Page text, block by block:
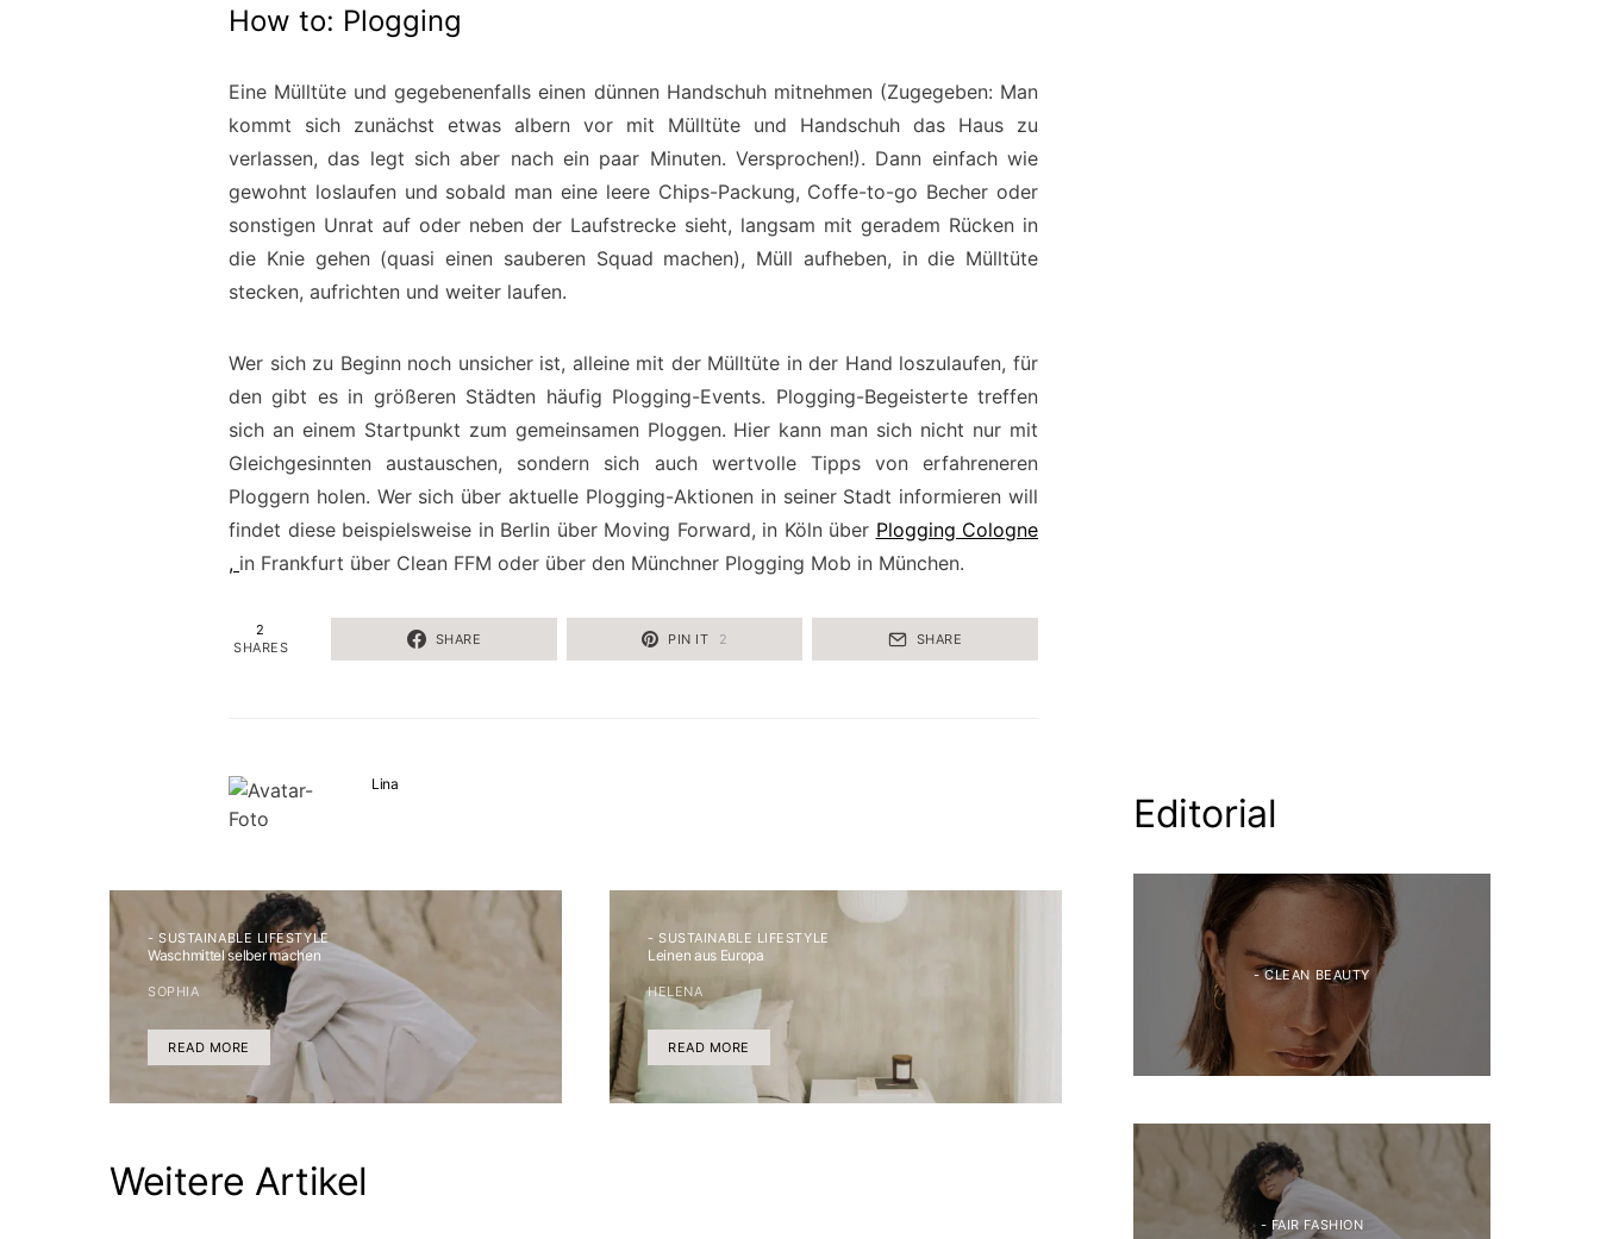
How to: Plogging
Eine Mülltüte und gegebenenfalls einen dünnen Handschuh mitnehmen (Zugegeben: Man
kommt sich zunächst etwas albern vor mit Mülltüte und Handschuh das Haus zu
verlassen, das legt sich aber nach ein paar Minuten. Versprochen!). Dann einfach wie
gewohnt loslaufen und sobald man eine leere Chips-Packung, Coffe-to-go Becher oder
sonstigen Unrat auf oder neben der Laufstrecke sieht, langsam mit geradem Rücken in
die Knie gehen (quasi einen sauberen Squad machen), Müll aufheben, in die Mülltüte
stecken, aufrichten und weiter laufen.
Wer sich zu Beginn noch unsicher ist, alleine mit der Mülltüte in der Hand loszulaufen, für
den gibt es in größeren Städten häufig Plogging-Events. Plogging-Begeisterte treffen
sich an einem Startpunkt zum gemeinsamen Ploggen. Hier kann man sich nicht nur mit
Gleichgesinnten austauschen, sondern sich auch wertvolle Tipps von erfahreneren
Ploggern holen. Wer sich über aktuelle Plogging-Aktionen in seiner Stadt informieren will
findet diese beispielsweise in Berlin über Moving Forward, in Köln über Plogging Cologne
, in Frankfurt über Clean FFM oder über den Münchner Plogging Mob in München.
2
SHARES
SHARE PIN IT 2 SHARE
Lina
- SUSTAINABLE LIFESTYLE
Waschmittel selber machen
SOPHIA
READ MORE
- SUSTAINABLE LIFESTYLE
Leinen aus Europa
HELENA
READ MORE
Weitere Artikel
Editorial
- CLEAN BEAUTY
- FAIR FASHION